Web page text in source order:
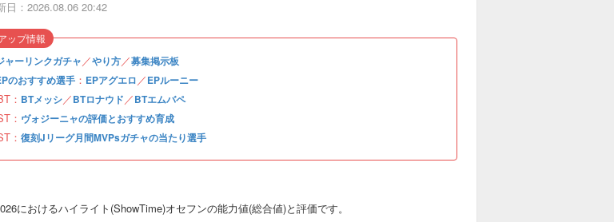
日：2026.08.06 20:42
ャーリンクガチャ／やり方／募集掲示板
のおすすめ選手 ： EPアグエロ／EPルーニー
： BTメッシ／BTロナウド／BTエムバペ
： ヴォジーニャの評価とおすすめ育成
： 復刻Jリーグ月間MVPsガチャの当たり選手
ップ情報
におけるハイライト(ShowTime)オセフンの能力値(総合値)と評価です。